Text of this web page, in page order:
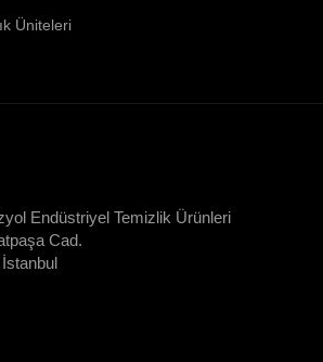
Üniteleri
Endüstriyel Temizlik Ürünleri
Cad.